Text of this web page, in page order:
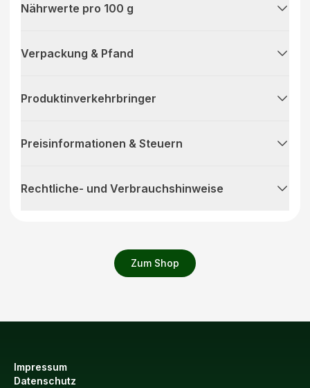
Zum Shop
Nährwerte pro 100 g
Verpackung & Pfand
Produktinverkehrbringer
Preisinformationen & Steuern
Rechtliche- und Verbrauchshinweise
Impressum
Datenschutz